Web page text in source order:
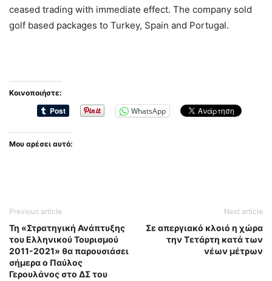
ceased trading with immediate effect. The company sold
golf based packages to Turkey, Spain and Portugal.
Κοινοποιήστε:
WhatsApp
Μου αρέσει αυτό:
Previous article
Τη «Στρατηγική Ανάπτυξης
του Ελληνικού Τουρισμού
2011-2021» θα παρουσιάσει
σήμερα ο Παύλος
Γερουλάνος στο ΔΣ του
Next article
Σε απεργιακό κλοιό η χώρα
την Τετάρτη κατά των
νέων μέτρων